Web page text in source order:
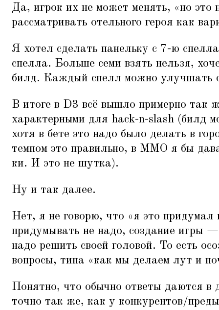
Да, игрок их не может менять, «но это
рассматривать отельного героя как
Я хотел сделать панельку с 7-ю
спелла. Больше семи взять нельзя,
билд. Каждый спелл можно улучшать
В итоге в D3 всё вышло примерно так
характерными для hack-n-slash (билд
хотя в бете это надо было делать в
темпом это правильно, в MMO я бы
ки. И это не шутка).
Ну и так далее.
Нет, я не говорю, что «я это придумал
придумывать не надо, создание игры
надо решить своей головой. То есть
вопросы, типа «как мы делаем лут и
Понятно, что обычно ответы даются в
точно так же, как у конкурентов/